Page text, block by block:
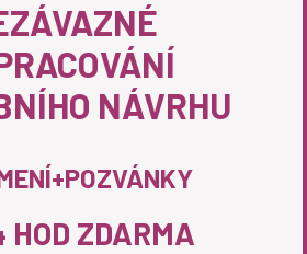
NÁVRHU
HOD ZDARMA